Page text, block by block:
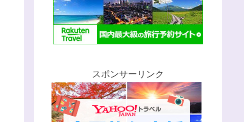
スポンサーリンク